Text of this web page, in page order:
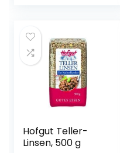
Hofgut Teller-
Linsen, 500 g